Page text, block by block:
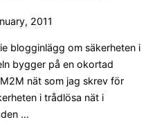
2011
blogginlägg om säkerheten i
bygger på en okortad
nät som jag skrev för
i trådlösa nät i
…